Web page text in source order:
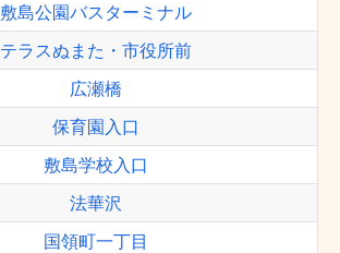
敷島公園バスターミナル
テラスぬまた・市役所前
広瀬橋
保育園入口
敷島学校入口
法華沢
国領町一丁目